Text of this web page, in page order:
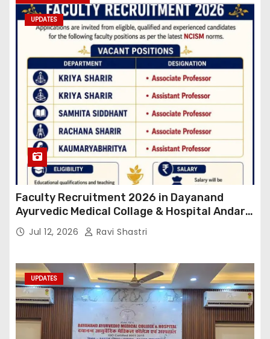
UPDATES
Faculty Recruitment 2026 in Dayanand
Ayurvedic Medical Collage & Hospital Andar
Road ,Siwan
Jul 12, 2026 Ravi Shastri
UPDATES